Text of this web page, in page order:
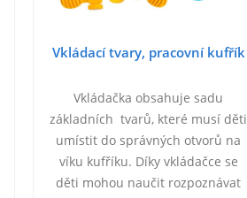
Vkládací tvary, pracovní kufřík
Vkládačka obsahuje sadu
základních tvarů, které musí děti
umístit do správných otvorů na
víku kufříku. Díky vkládačce se
děti mohou naučit rozpoznávat